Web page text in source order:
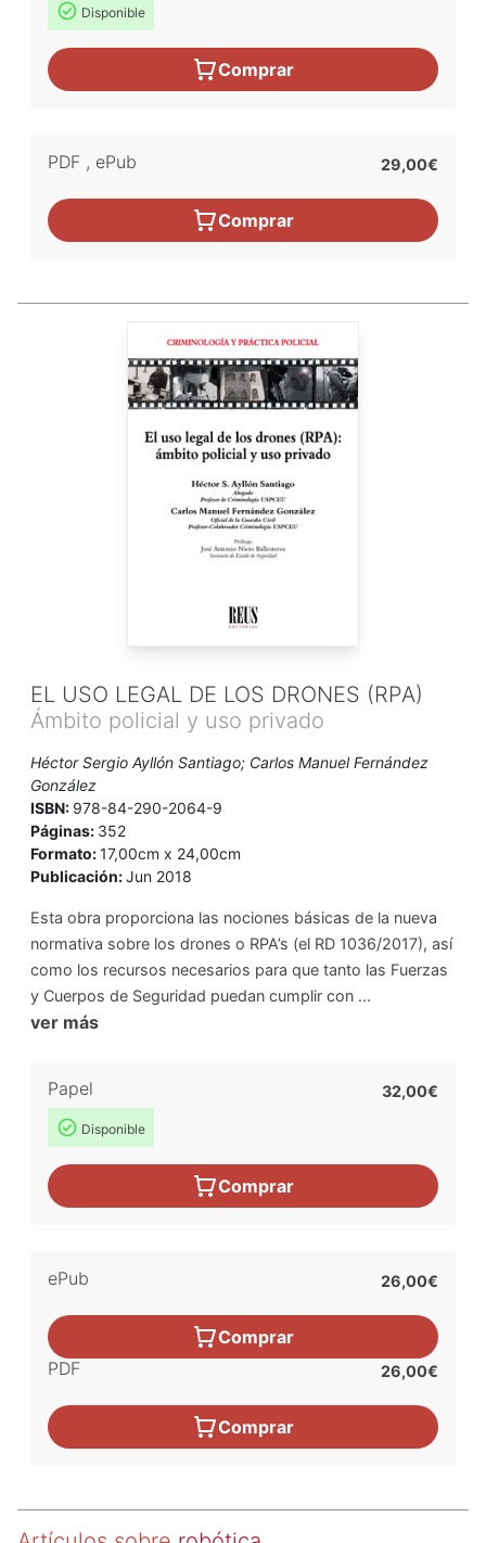
Disponible
Comprar
PDF , ePub 29,00€
Comprar
EL USO LEGAL DE LOS DRONES (RPA)
Ámbito policial y uso privado
Héctor Sergio Ayllón Santiago; Carlos Manuel Fernández
González
ISBN: 978-84-290-2064-9
Páginas: 352
Formato:17,00cm x 24,00cm
Publicación:Jun 2018
Esta obra proporciona las nociones básicas de la nueva
normativa sobre los drones o RPA’s (el RD 1036/2017), así
como los recursos necesarios para que tanto las Fuerzas
y Cuerpos de Seguridad puedan cumplir con ...
ver más
Papel
Disponible
32,00€
Comprar
ePub 26,00€
Comprar
PDF
26,00€
Comprar